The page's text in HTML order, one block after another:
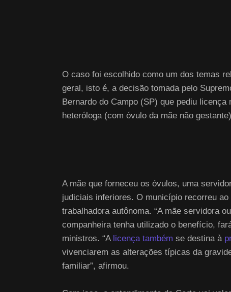
O caso foi escolhido como um dos temas
geral, isto é, a decisão tomada pelo
Bernardo do Campo (SP) que pediu
heteróloga (com óvulo da mãe não
A mãe que forneceu os óvulos, uma
judiciais inferiores. O município recorreu
trabalhadora autônoma. “A mãe servidora
companheira tenha utilizado o benefício,
ministros. “A licença também se destina à
vivenciarem as alterações típicas da
familiar”, afirmou.